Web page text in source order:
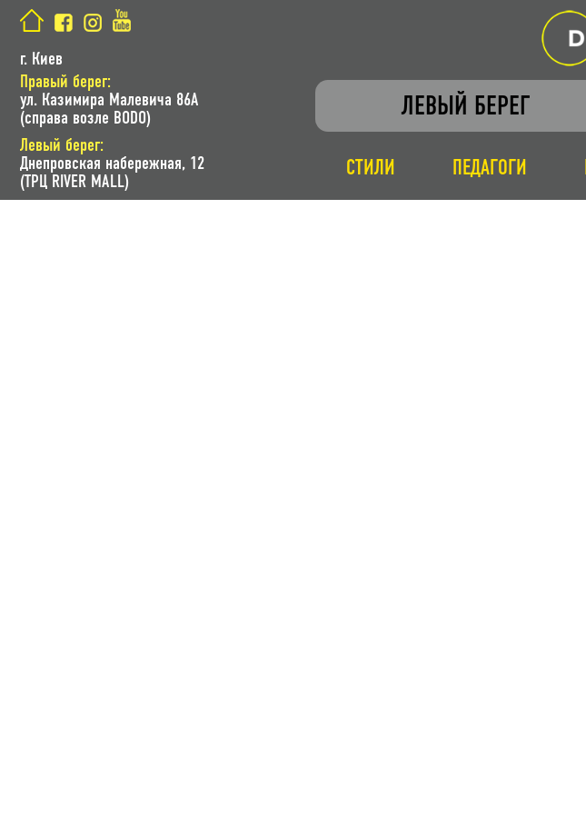
г. Киев
Правый берег:
ул. Казимира Малевича 86A
(справа возле BODO)
Левый берег:
Днепровская набережная, 12
(ТРЦ RIVER MALL)
ЛЕВЫЙ БЕРЕГ
СТИЛИ ПЕДАГОГИ